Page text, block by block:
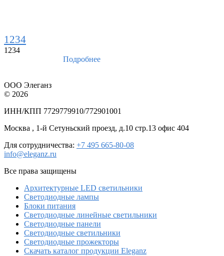
1234
1234
Подробнее
ООО Элеганз
© 2026
ИНН/КПП 7729779910/772901001
Москва , 1-й Сетуньский проезд, д.10 стр.13 офис 404
Для сотрудничества: +7 495 665-80-08
info@eleganz.ru
Все права защищены
Архитектурные LED светильники
Светодиодные лампы
Блоки питания
Светодиодные линейные светильники
Светодиодные панели
Светодиодные светильники
Светодиодные прожекторы
Скачать каталог продукции Eleganz